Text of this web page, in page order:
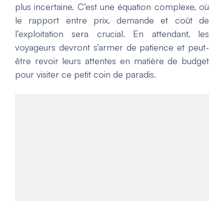
plus incertaine. C’est une équation complexe, où
le rapport entre prix, demande et coût de
l’exploitation sera crucial. En attendant, les
voyageurs devront s’armer de patience et peut-
être revoir leurs attentes en matière de budget
pour visiter ce petit coin de paradis.